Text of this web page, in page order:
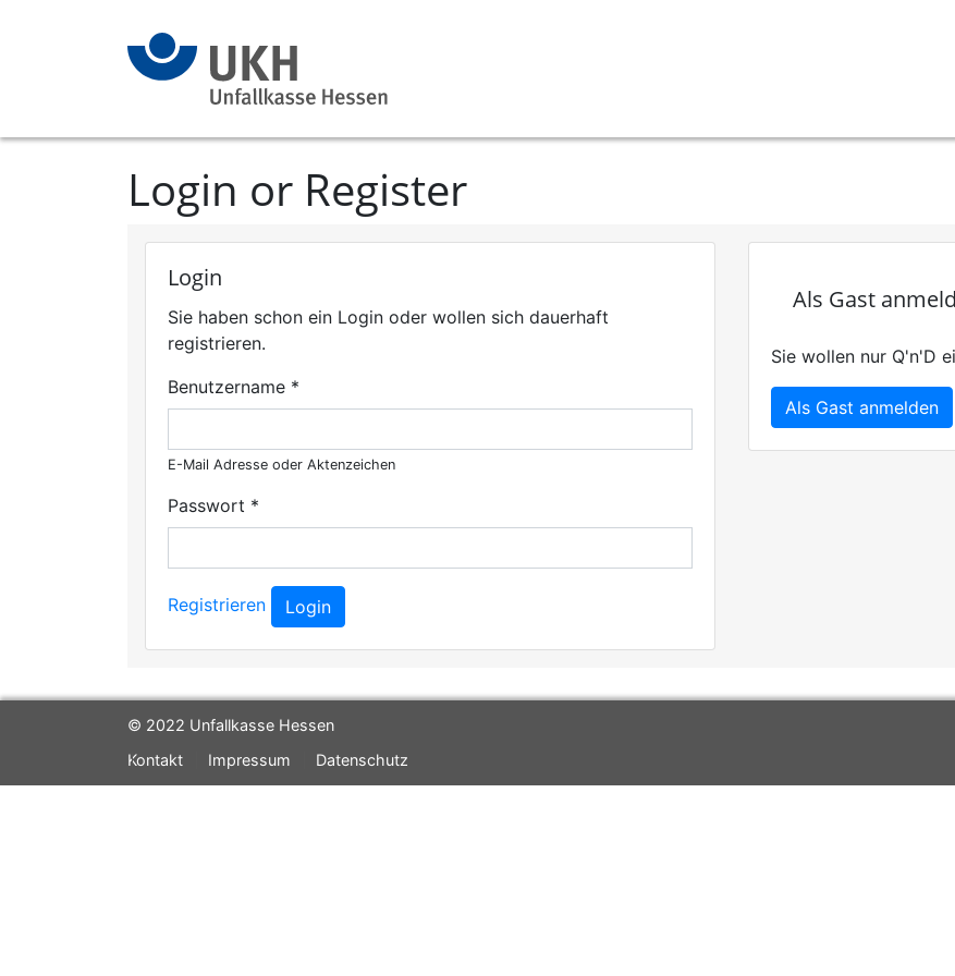
Login or Register
Login
Sie haben schon ein Login oder wollen sich dauerhaft
registrieren.
Benutzername *
E-Mail Adresse oder Aktenzeichen
Passwort *
Registrieren Login
Als Gast
Sie wollen nur Q'n'D
Als Gast anmelden
© 2022 Unfallkasse Hessen
Kontakt
Impressum Datenschutz